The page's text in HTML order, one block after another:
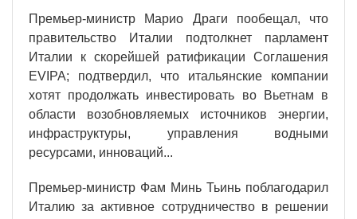
Премьер-министр Марио Драги пообещал, что
правительство Италии подтолкнет парламент
Италии к скорейшей ратификации Соглашения
EVIPA; подтвердил, что итальянские компании
хотят продолжать инвестировать во Вьетнам в
области возобновляемых источников энергии,
инфраструктуры, управления водными
ресурсами, инноваций...
Премьер-министр Фам Минь Тьинь поблагодарил
Италию за активное сотрудничество в решении